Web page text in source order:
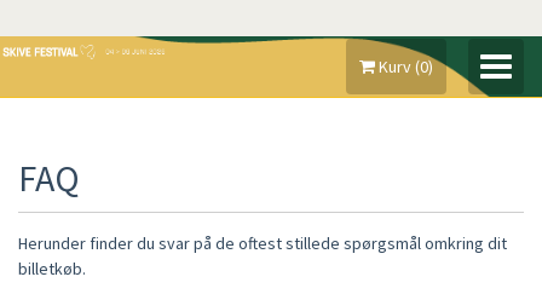
Kurv(0)
GAVEKORT
SKIVE FESTIVAL 2026
FAQ
Herunder finder du svar på de oftest stillede spørgsmål omkring dit
billetkøb.